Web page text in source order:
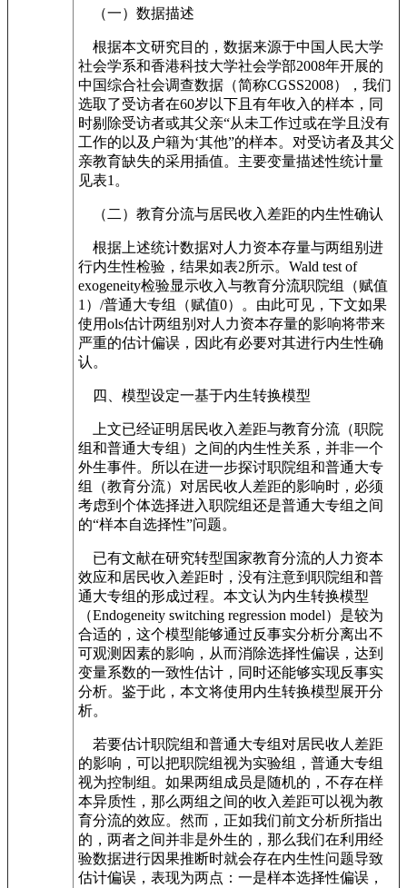
（一）数据描述
根据本文研究目的，数据来源于中国人民大学
社会学系和香港科技大学社会学部2008年开展的
中国综合社会调查数据（简称CGSS2008），我们
选取了受访者在60岁以下且有年收入的样本，同
时剔除受访者或其父亲“从未工作过或在学且没有
工作的以及户籍为‘其他”的样本。对受访者及其父
亲教育缺失的采用插值。主要变量描述性统计量
见表1。
（二）教育分流与居民收入差距的内生性确认
根据上述统计数据对人力资本存量与两组别进
行内生性检验，结果如表2所示。Wald test of
exogeneity检验显示收入与教育分流职院组（赋值
1）/普通大专组（赋值0）。由此可见，下文如果
使用ols估计两组别对人力资本存量的影响将带来
严重的估计偏误，因此有必要对其进行内生性确
认。
四、模型设定一基于内生转换模型
上文已经证明居民收入差距与教育分流（职院
组和普通大专组）之间的内生性关系，并非一个
外生事件。所以在进一步探讨职院组和普通大专
组（教育分流）对居民收人差距的影响时，必须
考虑到个体选择进入职院组还是普通大专组之间
的“样本自选择性”问题。
已有文献在研究转型国家教育分流的人力资本
效应和居民收入差距时，没有注意到职院组和普
通大专组的形成过程。本文认为内生转换模型
（Endogeneity switching regression model）是较为
合适的，这个模型能够通过反事实分析分离出不
可观测因素的影响，从而消除选择性偏误，达到
变量系数的一致性估计，同时还能够实现反事实
分析。鉴于此，本文将使用内生转换模型展开分
析。
若要估计职院组和普通大专组对居民收人差距
的影响，可以把职院组视为实验组，普通大专组
视为控制组。如果两组成员是随机的，不存在样
本异质性，那么两组之间的收入差距可以视为教
育分流的效应。然而，正如我们前文分析所指出
的，两者之间并非是外生的，那么我们在利用经
验数据进行因果推断时就会存在内生性问题导致
估计偏误，表现为两点：一是样本选择性偏误，